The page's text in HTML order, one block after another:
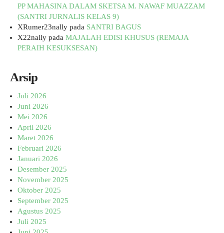
PP MAHASINA DALAM SKETSA M. NAWAF MUAZZAM
(SANTRI JURNALIS KELAS 9)
XRumer23nally pada SANTRI BAGUS
X22nally pada MAJALAH EDISI KHUSUS (REMAJA
PERAIH KESUKSESAN)
Arsip
Juli 2026
Juni 2026
Mei 2026
April 2026
Maret 2026
Februari 2026
Januari 2026
Desember 2025
November 2025
Oktober 2025
September 2025
Agustus 2025
Juli 2025